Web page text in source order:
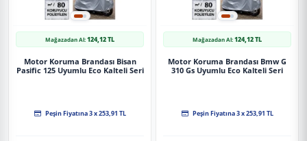
Motorsiklet Brandası Kuba KB150-9 Uyumlu Eco Seri
Güvenli Teslimat
Siparişleriniz darbe emici özel ambalajlarla, kargoda zarar
Mağazadan Al:124,12 TL
Motor Koruma Brandası Bisan
Pasific 125 Uyumlu Eco Kalteli Seri
Peşin Fiyatına 3 x 253,91 TL
Mağazadan Al:124,12 TL
Motor Koruma Brandası Bmw G
310 Gs Uyumlu Eco Kalteli Seri
Peşin Fiyatına 3 x 253,91 TL